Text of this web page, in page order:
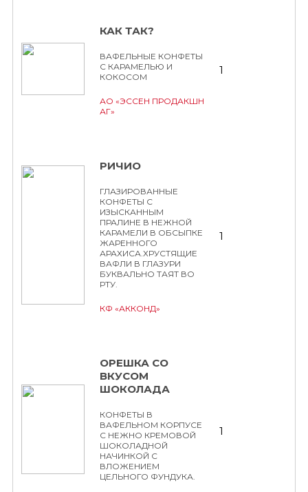
КАК ТАК?
ВАФЕЛЬНЫЕ КОНФЕТЫ
С КАРАМЕЛЬЮ И
КОКОСОМ
АО «ЭССЕН ПРОДАКШН
АГ»
1
РИЧИО
ГЛАЗИРОВАННЫЕ
КОНФЕТЫ С
ИЗЫСКАННЫМ
ПРАЛИНЕ В НЕЖНОЙ
КАРАМЕЛИ В ОБСЫПКЕ
ЖАРЕННОГО
АРАХИСА.ХРУСТЯЩИЕ
ВАФЛИ В ГЛАЗУРИ
БУКВАЛЬНО ТАЯТ ВО
РТУ.
КФ «АККОНД»
1
ОРЕШКА СО
ВКУСОМ
ШОКОЛАДА
КОНФЕТЫ В
ВАФЕЛЬНОМ КОРПУСЕ
С НЕЖНО КРЕМОВОЙ
ШОКОЛАДНОЙ
НАЧИНКОЙ С
ВЛОЖЕНИЕМ
ЦЕЛЬНОГО ФУНДУКА.
1